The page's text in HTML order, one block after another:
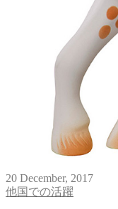
20 December, 2017
他国での活躍